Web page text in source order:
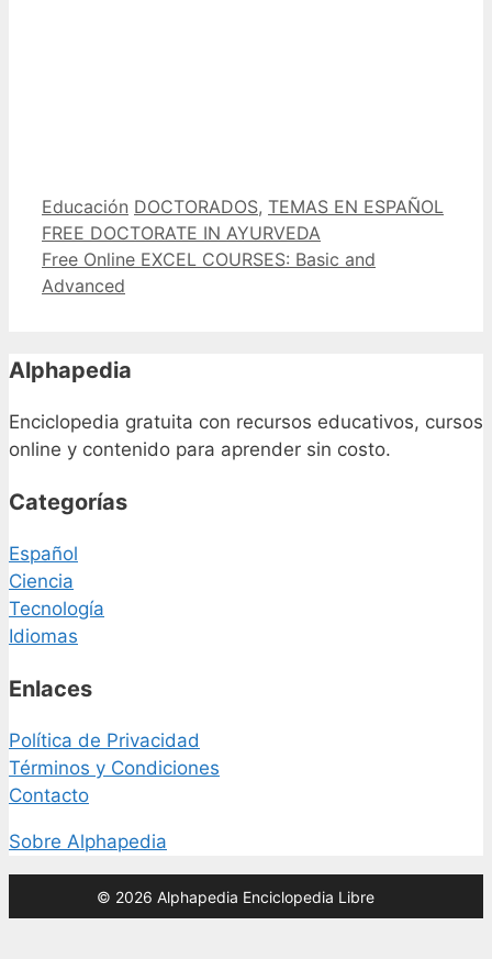
Categorías
Educación Etiquetas
DOCTORADOS, TEMAS EN ESPAÑOL
FREE DOCTORATE IN AYURVEDA
Free Online EXCEL COURSES: Basic and
Advanced
Alphapedia
Enciclopedia gratuita con recursos educativos, cursos
online y contenido para aprender sin costo.
Categorías
Español
Ciencia
Tecnología
Idiomas
Enlaces
Política de Privacidad
Términos y Condiciones
Contacto
Sobre Alphapedia